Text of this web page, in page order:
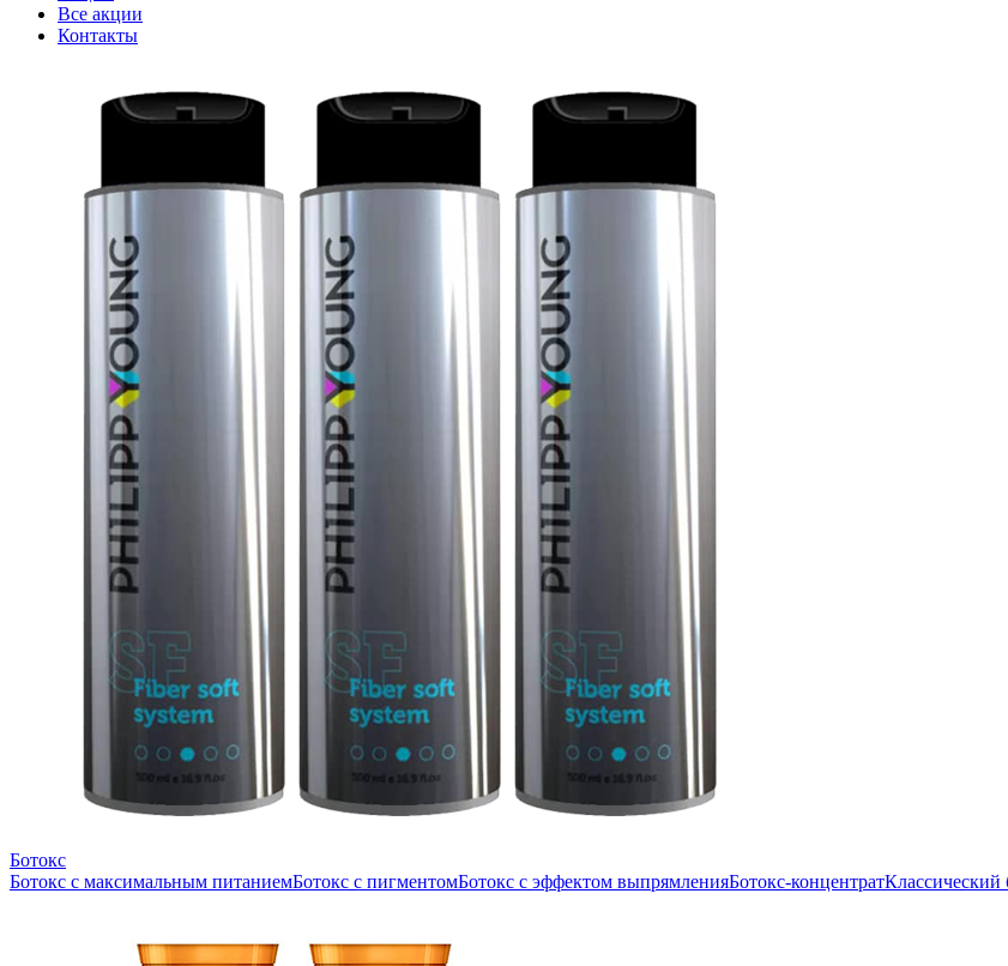
Все акции
Контакты
Ботокс
Ботокс с максимальным питаниемБотокс с пигментомБотокс с эффектом выпрямленияБотокс-концентратКлассический